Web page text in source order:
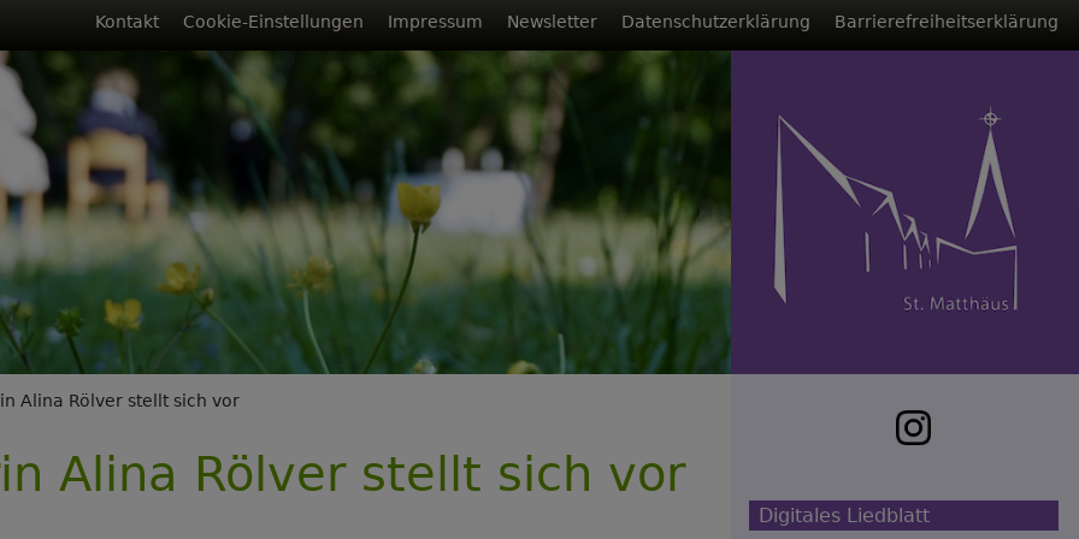
Fußbereichsmenü
Kontakt Cookie-Einstellungen Impressum Newsletter Datenschutzerklärung Barrierefreiheitserklärung
Alina Rölver stellt sich vor
Alina Rölver stellt sich vor
Digitales Liedblatt